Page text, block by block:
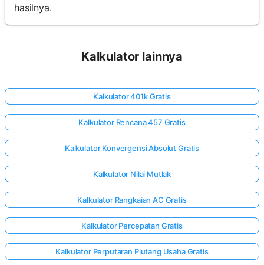
hasilnya.
Kalkulator lainnya
Kalkulator 401k Gratis
Kalkulator Rencana 457 Gratis
Kalkulator Konvergensi Absolut Gratis
Kalkulator Nilai Mutlak
Kalkulator Rangkaian AC Gratis
Kalkulator Percepatan Gratis
Kalkulator Perputaran Piutang Usaha Gratis